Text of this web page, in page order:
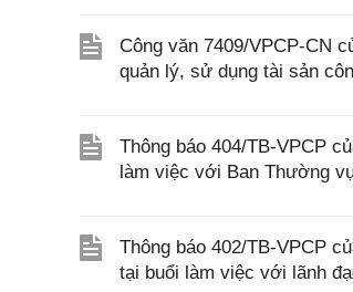
Công văn 7409/VPCP-CN
quản lý, sử dụng tài sản
Thông báo 404/TB-VPCP
làm việc với Ban Thường
Thông báo 402/TB-VPCP
tại buổi làm việc với lãnh